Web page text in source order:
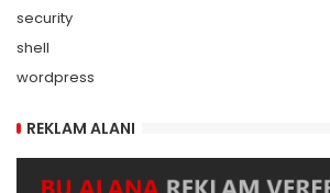
security
shell
wordpress
REKLAM ALANI